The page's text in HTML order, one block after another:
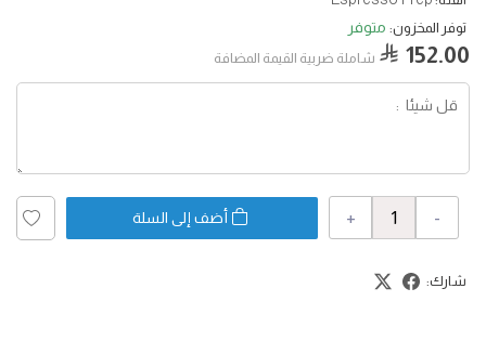
توفر المخزون: متوفر
152.00 شاملة ضربية القيمة المضافة
-
+ أضف إلى السلة
شارك: